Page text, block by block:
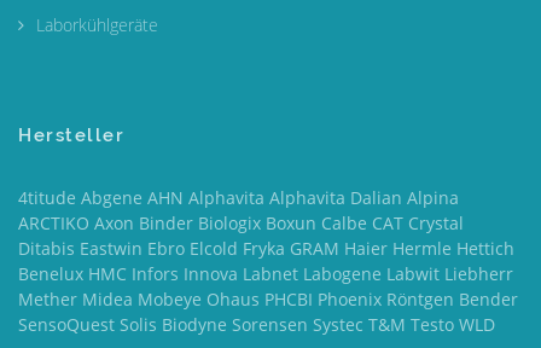
Laborkühlgeräte
Hersteller
4titude Abgene AHN Alphavita Alphavita Dalian Alpina
ARCTIKO Axon Binder Biologix Boxun Calbe CAT Crystal
Ditabis Eastwin Ebro Elcold Fryka GRAM Haier Hermle Hettich
Benelux HMC Infors Innova Labnet Labogene Labwit Liebherr
Mether Midea Mobeye Ohaus PHCBI Phoenix Röntgen Bender
SensoQuest Solis Biodyne Sorensen Systec T&M Testo WLD